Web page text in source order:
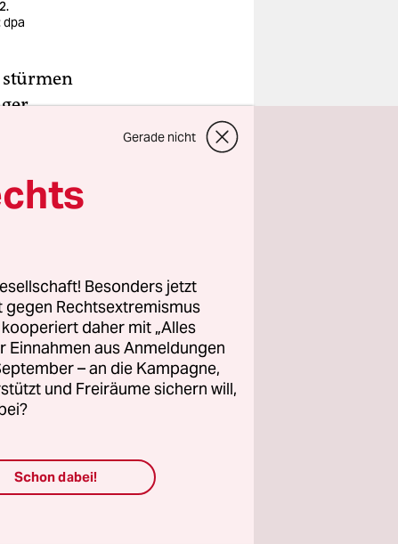
dpa
stürmen
Armee.
Schatila
Mai
Gerade nicht
Besonders jetzt
gegen Rechtsextremismus
daher mit „Alles
Einnahmen aus Anmeldungen
– an die Kampagne,
und Freiräume sichern will,
Schon dabei!